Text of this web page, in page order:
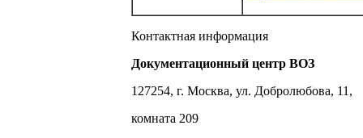
Контактная информация
Документационный центр ВОЗ
127254, г. Москва, ул. Добролюбова, 11,
комната 209